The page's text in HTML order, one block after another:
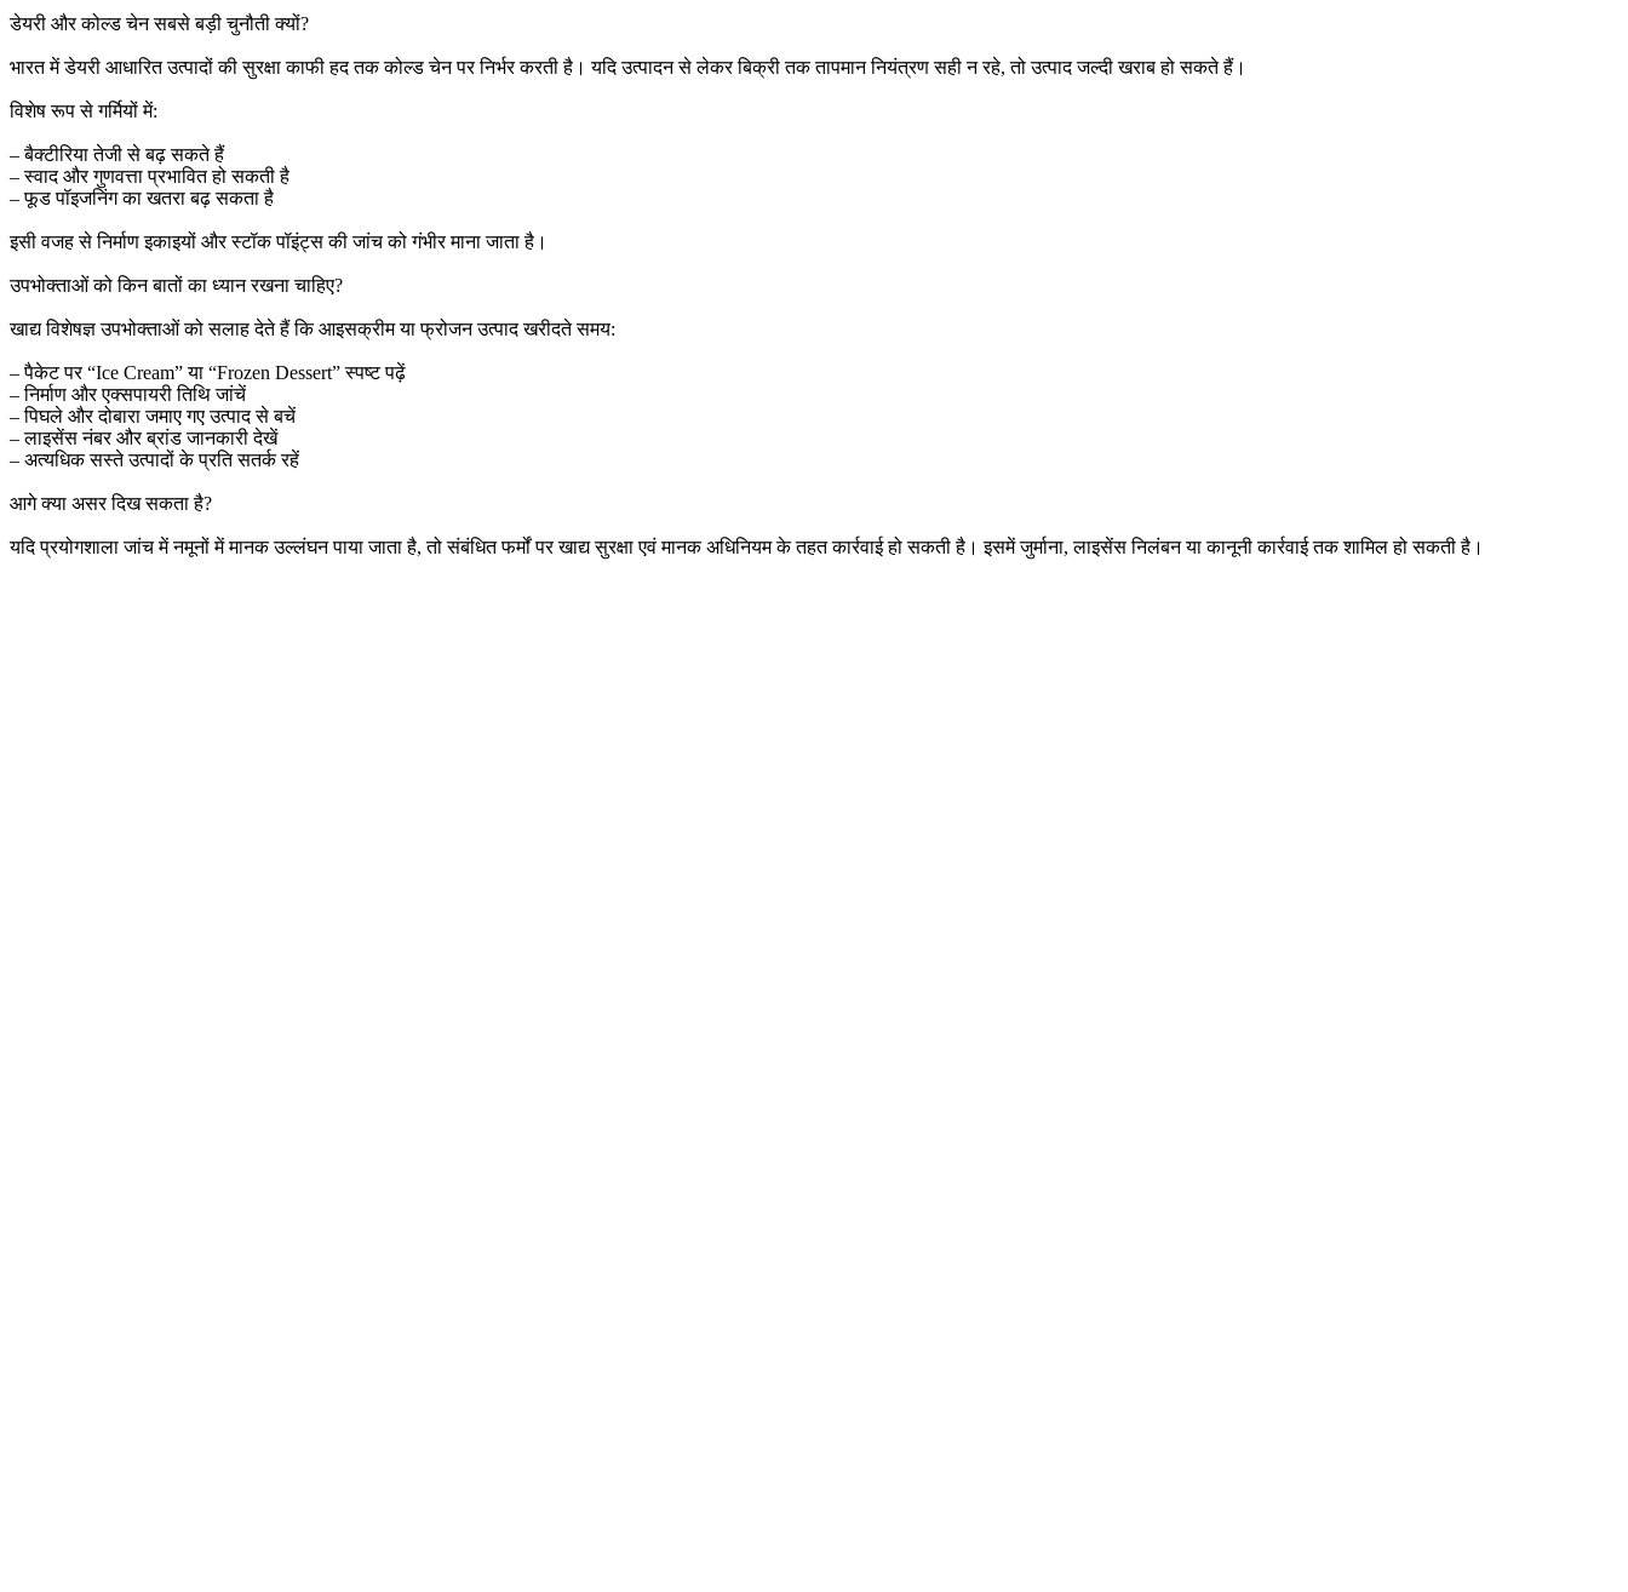
डेयरी और कोल्ड चेन सबसे बड़ी चुनौती क्यों?
भारत में डेयरी आधारित उत्पादों की सुरक्षा काफी हद तक कोल्ड चेन पर निर्भर करती है। यदि उत्पादन से लेकर बिक्री तक तापमान नियंत्रण सही न रहे, तो उत्पाद जल्दी खराब हो सकते हैं।
विशेष रूप से गर्मियों में:
– बैक्टीरिया तेजी से बढ़ सकते हैं
– स्वाद और गुणवत्ता प्रभावित हो सकती है
– फूड पॉइजनिंग का खतरा बढ़ सकता है
इसी वजह से निर्माण इकाइयों और स्टॉक पॉइंट्स की जांच को गंभीर माना जाता है।
उपभोक्ताओं को किन बातों का ध्यान रखना चाहिए?
खाद्य विशेषज्ञ उपभोक्ताओं को सलाह देते हैं कि आइसक्रीम या फ्रोजन उत्पाद खरीदते समय:
– पैकेट पर “Ice Cream” या “Frozen Dessert” स्पष्ट पढ़ें
– निर्माण और एक्सपायरी तिथि जांचें
– पिघले और दोबारा जमाए गए उत्पाद से बचें
– लाइसेंस नंबर और ब्रांड जानकारी देखें
– अत्यधिक सस्ते उत्पादों के प्रति सतर्क रहें
आगे क्या असर दिख सकता है?
यदि प्रयोगशाला जांच में नमूनों में मानक उल्लंघन पाया जाता है, तो संबंधित फर्मों पर खाद्य सुरक्षा एवं मानक अधिनियम के तहत कार्रवाई हो सकती है। इसमें जुर्माना, लाइसेंस निलंबन या कानूनी कार्रवाई तक शामिल हो सकती है।